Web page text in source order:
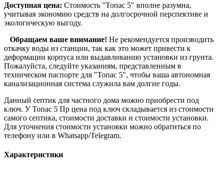
Доступная цена: Стоимость "Топас 5" вполне разумна,
учитывая экономию средств на долгосрочной перспективе и
экологическую выгоду.
Обращаем ваше внимание! Не рекомендуется производить
откачку воды из станции, так как это может привести к
деформации корпуса или выдавливанию установки из грунта.
Пожалуйста, следуйте указаниям, представленным в
техническом паспорте для "Топас 5", чтобы ваша автономная
канализационная система служила вам долгие годы.
Данный септик для частного дома можно приобрести под
ключ. У Топас 5 Пр цена под ключ складывается из стоимости
самого септика, стоимости доставки и стоимости установки.
Для уточнения стоимости установки можно обратиться по
телефону или в Whatsapp/Telegram.
Характеристики